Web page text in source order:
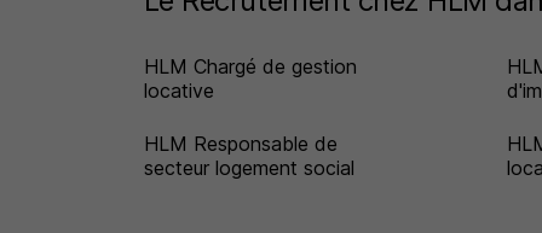
HLM Chargé de gestion
locative
HLM Responsable de
secteur logement social